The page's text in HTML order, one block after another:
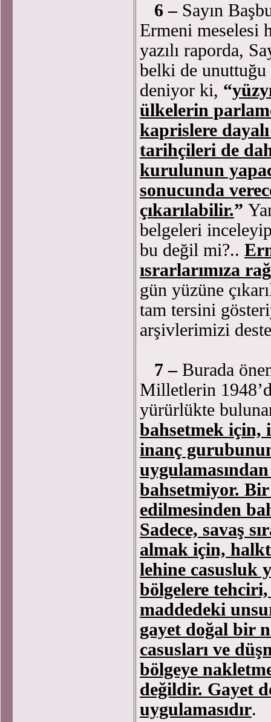
6 – Sayın
Ermeni meselesi
yazılı raporda,
belki de
deniyor ki, “
ülkelerin
kaprislere
tarihçileri de
kurulunun
sonucunda
çıkarılabilir.”
belgeleri
bu değil mi?..
ısrarlarımıza
gün yüzüne
tam tersini
arşivlerimizi
7 – Burada
Milletlerin
yürürlükte
bahsetmek için,
inanç
bahsetmiyor.
edilmesinden
Sadece, savaş
almak için,
lehine casusluk
bölgelere
maddedeki
gayet doğal bir
casusları ve
bölgeye
değildir. Gayet
uygulamasıdır.